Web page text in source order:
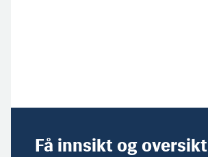
Få innsikt og oversikt